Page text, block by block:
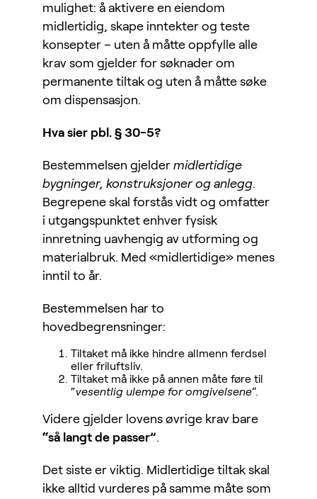
mulighet: å aktivere en eiendom
midlertidig, skape inntekter og teste
konsepter – uten å måtte oppfylle alle
krav som gjelder for søknader om
permanente tiltak og uten å måtte søke
om dispensasjon.
Hva sier pbl. § 30-5?
Bestemmelsen gjelder midlertidige
bygninger, konstruksjoner og anlegg.
Begrepene skal forstås vidt og omfatter
i utgangspunktet enhver fysisk
innretning uavhengig av utforming og
materialbruk. Med «midlertidige» menes
inntil to år.
Bestemmelsen har to
hovedbegrensninger:
Tiltaket må ikke hindre allmenn ferdsel
eller friluftsliv.
Tiltaket må ikke på annen måte føre til
“vesentlig ulempe for omgivelsene”.
Videre gjelder lovens øvrige krav bare
“så langt de passer”.
Det siste er viktig. Midlertidige tiltak skal
ikke alltid vurderes på samme måte som